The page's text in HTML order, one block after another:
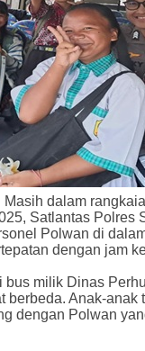
Masih dalam
Satlantas Polres
Polwan di
dengan jam
milik Dinas
berbeda. Anak-anak
dengan Polwan